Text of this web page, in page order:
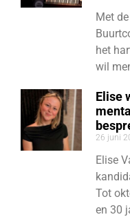
Met
het
wil
Elise
26 juni
Elise
Tot
en 30